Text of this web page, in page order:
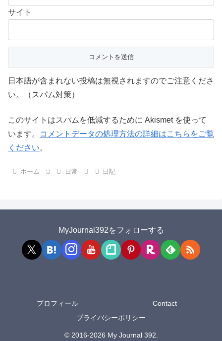
サイト
日本語が含まれない投稿は無視されますのでご注意くださ
い。（スパム対策）
このサイトはスパムを低減するために Akismet を使って
います。
コメントデータの処理方法の詳細はこちらをご覧
ください。
ホーム 日常 日記
MyJournal392をフォローする
プロフィール
Contact
プライバシーポリシー
© 2016-2026 My Journal 392.